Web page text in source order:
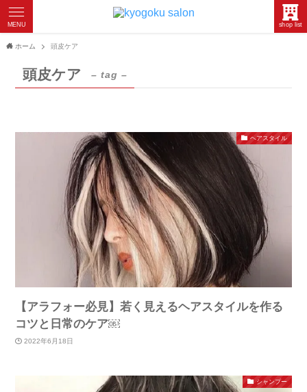
shop list
MENU
ホーム 頭皮ケア
頭皮ケア – tag –
ヘアスタイル
【アラフォー必見】若く見えるヘアスタイルを作る
コツと日常のケア￼
2022年6月18日
シャンプー